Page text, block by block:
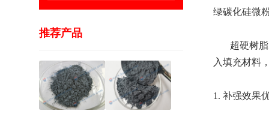
推荐产品
绿碳化硅微
超硬树脂
入填充材料
1. 补强效果